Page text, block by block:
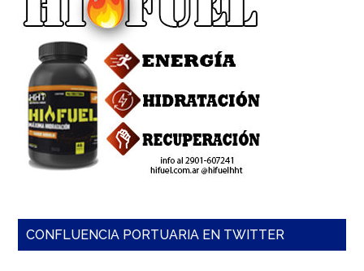
gobernanza
operativa,
derechos
laborales
y
sensibilidad
institucional
en
la
cadena
logística
europea.
CONFLUENCIA PORTUARIA EN TWITTER